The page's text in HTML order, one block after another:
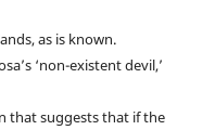
as is known.
‘non-existent devil,’
that suggests that if the